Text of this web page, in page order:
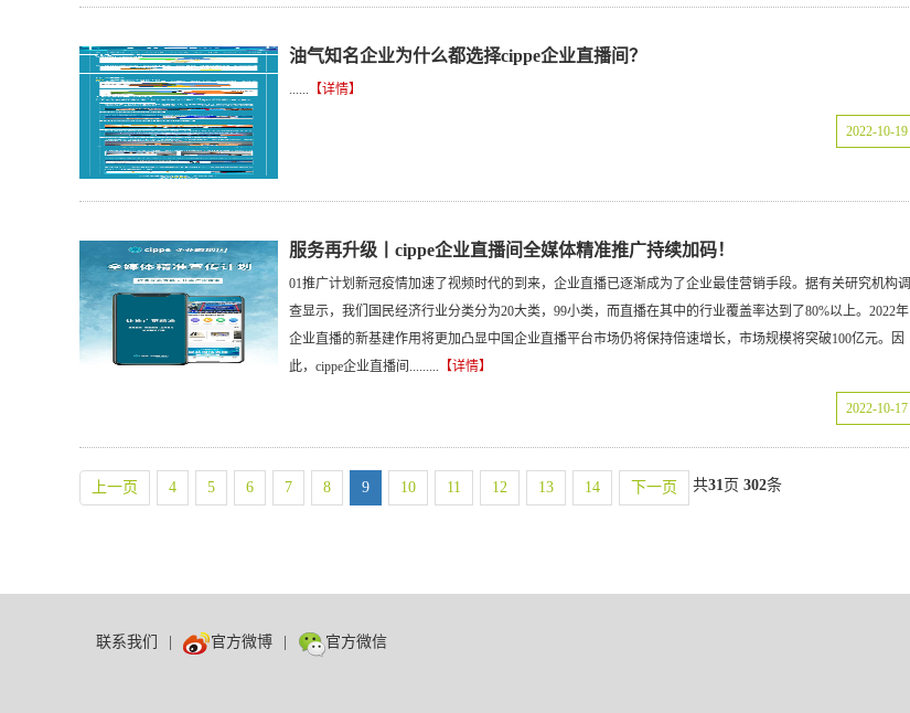
油气知名企业为什么都选择cippe企业直播间？
...... 【详情】
2022-10-19
服务再升级丨cippe企业直播间全媒体精准推广持续加码！
01推广计划新冠疫情加速了视频时代的到来，企业直播已逐渐成为了企业最佳营销手段。据有关研究机构调
查显示，我们国民经济行业分类分为20大类，99小类，而直播在其中的行业覆盖率达到了80%以上。2022年
企业直播的新基建作用将更加凸显中国企业直播平台市场仍将保持倍速增长，市场规模将突破100亿元。因
此，cippe企业直播间......... 【详情】
2022-10-17
上一页 4 5 6 7 8 9 10 11 12 13 14 下一页 共31页 302条
联系我们 官方微博 官方微信